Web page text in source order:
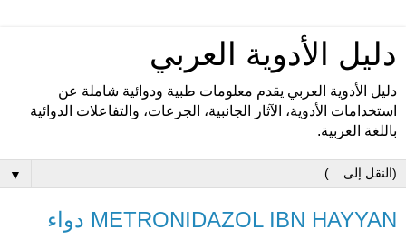
دليل الأدوية العربي
دليل الأدوية العربي يقدم معلومات طبية ودوائية شاملة عن
استخدامات الأدوية، الآثار الجانبية، الجرعات، والتفاعلات الدوائية
باللغة العربية.
▼
METRONIDAZOL IBN HAYYAN دواء